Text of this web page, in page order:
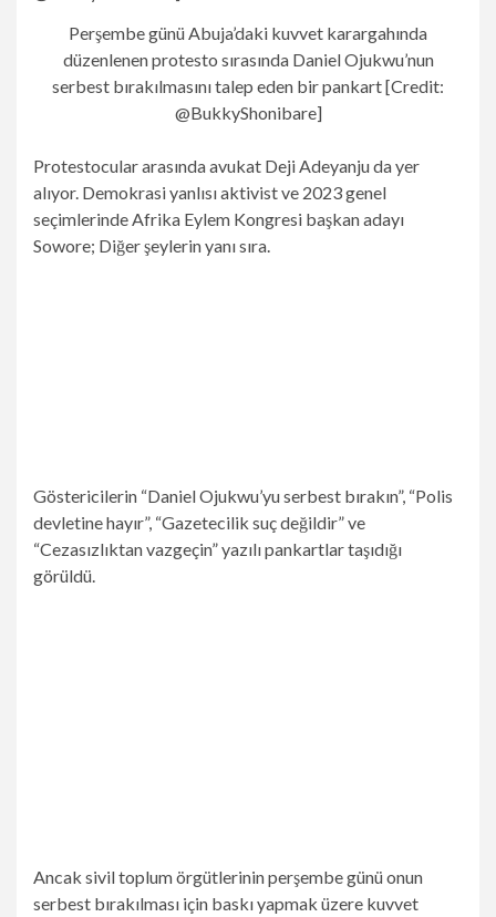
Perşembe günü Abuja’daki kuvvet karargahında
düzenlenen protesto sırasında Daniel Ojukwu’nun
serbest bırakılmasını talep eden bir pankart [Credit:
@BukkyShonibare]
Protestocular arasında avukat Deji Adeyanju da yer
alıyor. Demokrasi yanlısı aktivist ve 2023 genel
seçimlerinde Afrika Eylem Kongresi başkan adayı
Sowore; Diğer şeylerin yanı sıra.
Göstericilerin “Daniel Ojukwu’yu serbest bırakın”, “Polis
devletine hayır”, “Gazetecilik suç değildir” ve
“Cezasızlıktan vazgeçin” yazılı pankartlar taşıdığı
görüldü.
Ancak sivil toplum örgütlerinin perşembe günü onun
serbest bırakılması için baskı yapmak üzere kuvvet